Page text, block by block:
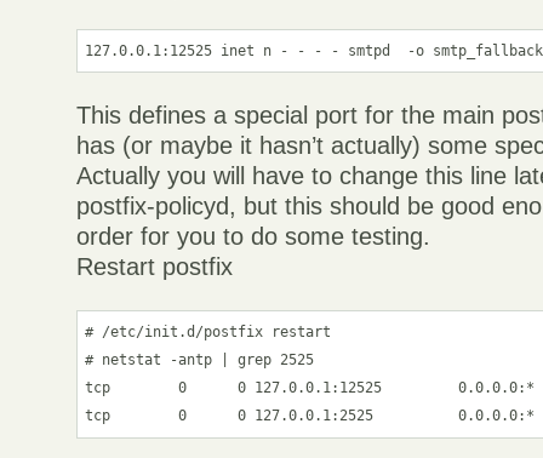
This defines a special port for the main
has (or maybe it hasn’t actually) some
Actually you will have to change this line
postfix-policyd, but this should be good
order for you to do some testing.
Restart postfix
# /etc/init.d/postfix restart
# netstat -antp | grep 2525
tcp        0      0 127.0.0.1:12525